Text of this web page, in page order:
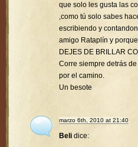
que solo les gusta las
,como tú solo sabes
escribiendo y
amigo Rataplín y
DEJES DE BRILLAR
Corre siempre detrás
por el camino.
Un besote
marzo 6th, 2010 at 21:40
Beli dice: